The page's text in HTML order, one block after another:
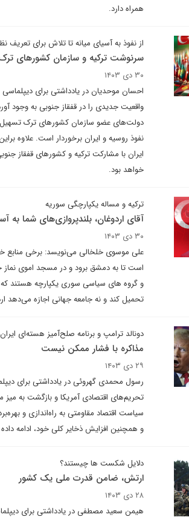
همراه دارد.
از نفوذ به آسیای میانه تا تلاش برای تعریف
سرنوشت ترکیه و سازمان کشورهای
۳۰ دی ۱۴۰۳
واقعیت جدیدی را در قفقاز جنوبی به وجود
دولت‌های عضو سازمان کشورهای ترک تسهیل
نفوذ روسیه و ایران برخوردار است. علاوه
ایران با مشارکت ترکیه و کشورهای قفقاز
خواهد بود.
ترکیه و مساله یکپارچگی سوریه
آقای اردوغان، بلندپروازی‌های شما به‌
۳۰ دی ۱۴۰۳
علی موسوی خلخالی می‌نویسد: برخی
است تا به دمشق برود و در مسجد اموی نماز
و گروه های سیاسی سوری یکپارچه هستند که
تحمیل کند و نه جامعه جهانی اجازه می‌دهد
دونالد ترامپ و برنامه صلح‌آمیز هسته‌ای ایران
مذاکره با فشار ممکن نیست
۲۹ دی ۱۴۰۳
رسول محمدی گهروئی در یادداشتی برای
تحریم‌های اقتصادی آمریکا و بازگشت به میز
سیاست اقتصاد مقاومتی به راه‌اندازی و
و همچنین افزایش ذخایر کلی خود، ادامه
دلایل شکست ها چیستند؟
ارتش، ضامن قدرت ملی یک کشور
۲۸ دی ۱۴۰۳
هیمن سعید مصطفی در یادداشتی برای